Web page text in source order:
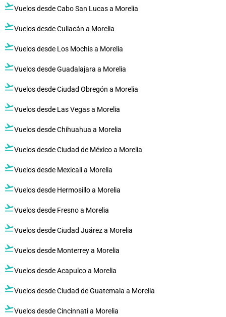
flight_takeoffVuelos desde Cabo San Lucas a Morelia
flight_takeoffVuelos desde Culiacán a Morelia
flight_takeoffVuelos desde Los Mochis a Morelia
flight_takeoffVuelos desde Guadalajara a Morelia
flight_takeoffVuelos desde Ciudad Obregón a Morelia
flight_takeoffVuelos desde Las Vegas a Morelia
flight_takeoffVuelos desde Chihuahua a Morelia
flight_takeoffVuelos desde Ciudad de México a Morelia
flight_takeoffVuelos desde Mexicali a Morelia
flight_takeoffVuelos desde Hermosillo a Morelia
flight_takeoffVuelos desde Fresno a Morelia
flight_takeoffVuelos desde Ciudad Juárez a Morelia
flight_takeoffVuelos desde Monterrey a Morelia
flight_takeoffVuelos desde Acapulco a Morelia
flight_takeoffVuelos desde Ciudad de Guatemala a Morelia
flight_takeoffVuelos desde Cincinnati a Morelia